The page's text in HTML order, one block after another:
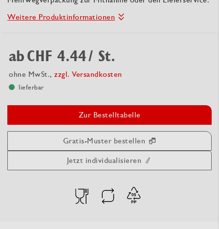
Weitere Produktinformationen
abCHF 4.44/ St.
ohne MwSt., zzgl. Versandkosten
lieferbar
Zur Bestelltabelle
Gratis-Muster bestellen
Jetzt individualisieren